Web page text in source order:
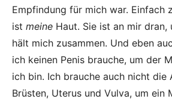
Empfindung für mich war. Einfach
ist meine Haut. Sie ist an mir dran,
hält mich zusammen. Und eben
ich keinen Penis brauche, um der
ich bin. Ich brauche auch nicht die
Brüsten, Uterus und Vulva, um ein